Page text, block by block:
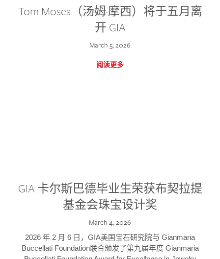
Tom Moses（汤姆·摩西）将于五月离
开 GIA
March 5, 2026
阅读更多
GIA 卡尔斯巴德毕业生荣获布契拉提
基金会珠宝设计奖
March 4, 2026
2026 年 2 月 6 日，GIA美国宝石研究院与 Gianmaria
Buccellati Foundation联合颁发了第九届年度 Gianmaria